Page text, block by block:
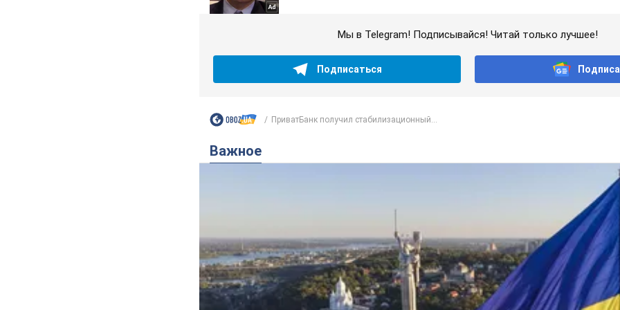
Мы в Telegram! Подписывайся! Читай только лучшее!
Подписаться
ПриватБанк получил стабилизационный...
Важное